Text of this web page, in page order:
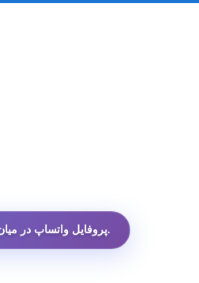
ارزان‌ترین API پروفایل واتساپ در میان همه گزینه‌ها.